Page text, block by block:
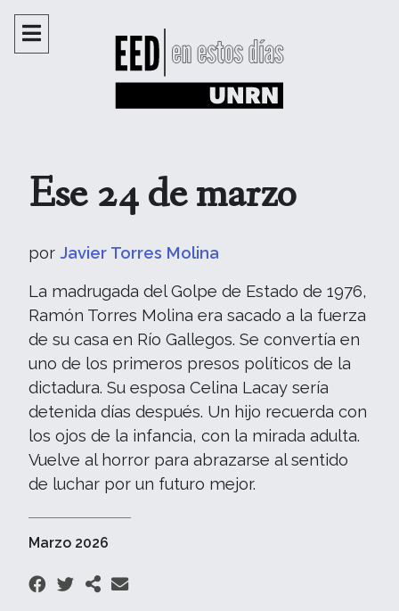
Ese 24 de marzo
por Javier Torres Molina
La madrugada del Golpe de Estado de 1976,
Ramón Torres Molina era sacado a la fuerza
de su casa en Río Gallegos. Se convertía en
uno de los primeros presos políticos de la
dictadura. Su esposa Celina Lacay sería
detenida días después. Un hijo recuerda con
los ojos de la infancia, con la mirada adulta.
Vuelve al horror para abrazarse al sentido
de luchar por un futuro mejor.
Marzo 2026